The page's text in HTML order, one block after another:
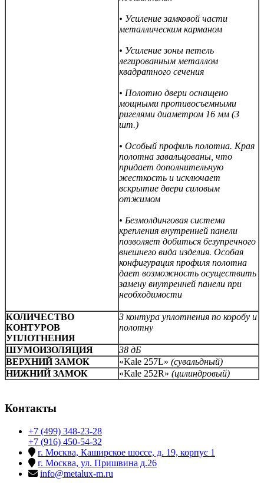
• Усиление замковой части
металлическим карманом
• Усиление зоны петель
легированным металлом
квадратного сечения
• Полотно двери оснащено
мощными противосъемными
ригелями диаметром 16 мм (3
шт.)
• Особый профиль полотна. Края
полотна завальцованы, что
придает дополнительную
жесткость и исключает
вскрытие двери силовым
отжимом
• Безмолдинговая система
крепления внутренней панели
позволяет добиться безупречного
внешнего вида изделия. Особая
конфигурация профиля полотна
дает возможность осуществить
замену внутренней панели при
необходимости
КОЛИЧЕСТВО
КОНТУРОВ
УПЛОТНЕНИЯ
3 контура уплотнения по коробу и
полотну
ШУМОИЗОЛЯЦИЯ
38 дБ
ВЕРХНИЙ ЗАМОК
«Kale 257L» (сувальдный)
НИЖНИЙ ЗАМОК
«Kale 252R» (цилиндровый)
Контакты
+7 (499) 348-23-28
+7 (916) 450-54-32
г. Москва, Каширское шоссе, д. 19, корпус 1
г. Москва, ул. Пришвина д.26
info@metalux-m.ru